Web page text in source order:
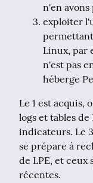
n'en avons
exploiter
Linux, par
n'est pas
héberge
Le 1 est acquis,
logs et tables
indicateurs. Le
se prépare à
de LPE, et ceux
récentes.